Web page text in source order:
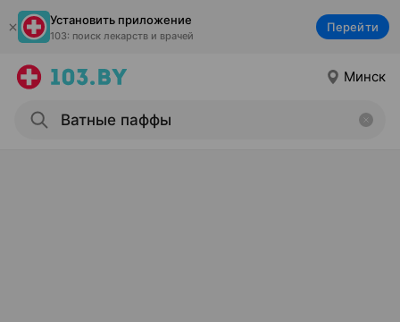
Установить приложение
103: поиск лекарств и врачей
Перейти
Минск